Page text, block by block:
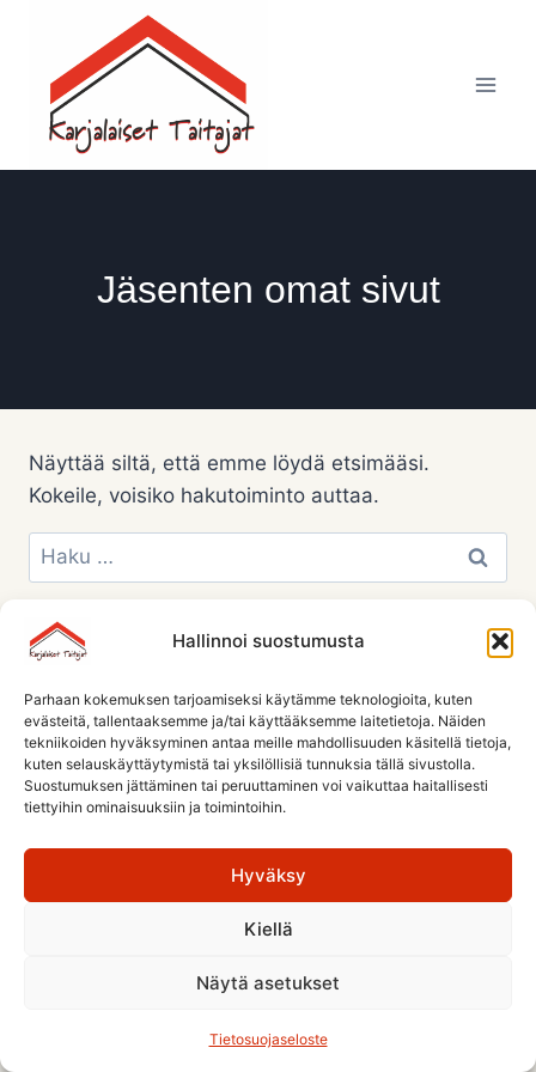
Hallinnoi suostumusta
Parhaan kokemuksen tarjoamiseksi käytämme teknologioita, kuten
evästeitä, tallentaaksemme ja/tai käyttääksemme laitetietoja. Näiden
tekniikoiden hyväksyminen antaa meille mahdollisuuden käsitellä tietoja,
kuten selauskäyttäytymistä tai yksilöllisiä tunnuksia tällä sivustolla.
Suostumuksen jättäminen tai peruuttaminen voi vaikuttaa haitallisesti
tiettyihin ominaisuuksiin ja toimintoihin.
Hyväksy
Kiellä
Näytä asetukset
Tietosuojaseloste
Jäsenten omat sivut
Näyttää siltä, että emme löydä etsimääsi.
Kokeile, voisiko hakutoiminto auttaa.
Haku:
Jäsenistö
Tietosuojaseloste
© 2026 Karjalaiset Taitajat